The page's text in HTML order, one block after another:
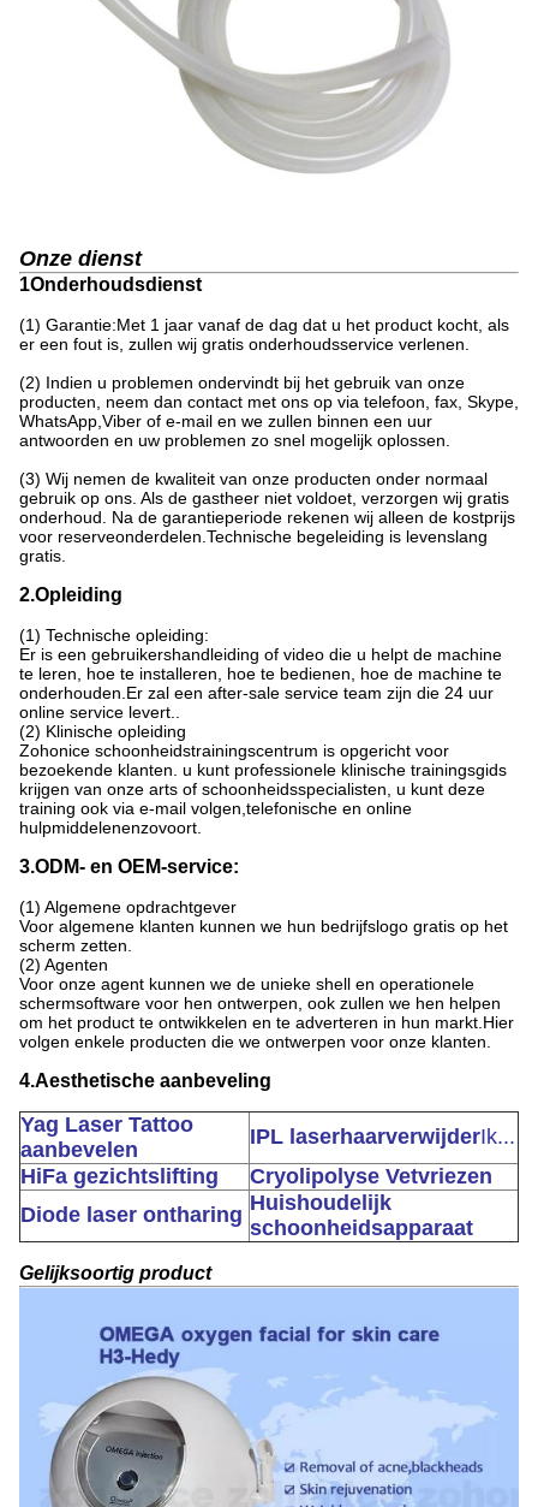
Onze dienst
1Onderhoudsdienst
(1) Garantie:Met 1 jaar vanaf de dag dat u het product kocht, als
er een fout is, zullen wij gratis onderhoudsservice verlenen.
(2) Indien u problemen ondervindt bij het gebruik van onze
producten, neem dan contact met ons op via telefoon, fax, Skype,
WhatsApp,Viber of e-mail en we zullen binnen een uur
antwoorden en uw problemen zo snel mogelijk oplossen.
(3) Wij nemen de kwaliteit van onze producten onder normaal
gebruik op ons. Als de gastheer niet voldoet, verzorgen wij gratis
onderhoud. Na de garantieperiode rekenen wij alleen de kostprijs
voor reserveonderdelen.Technische begeleiding is levenslang
gratis.
2.Opleiding
(1) Technische opleiding:
Er is een gebruikershandleiding of video die u helpt de machine
te leren, hoe te installeren, hoe te bedienen, hoe de machine te
onderhouden.Er zal een after-sale service team zijn die 24 uur
online service levert..
(2) Klinische opleiding
Zohonice schoonheidstrainingscentrum is opgericht voor
bezoekende klanten. u kunt professionele klinische trainingsgids
krijgen van onze arts of schoonheidsspecialisten, u kunt deze
training ook via e-mail volgen,telefonische en online
hulpmiddelenenzovoort.
3.ODM- en OEM-service:
(1) Algemene opdrachtgever
Voor algemene klanten kunnen we hun bedrijfslogo gratis op het
scherm zetten.
(2) Agenten
Voor onze agent kunnen we de unieke shell en operationele
schermsoftware voor hen ontwerpen, ook zullen we hen helpen
om het product te ontwikkelen en te adverteren in hun markt.Hier
volgen enkele producten die we ontwerpen voor onze klanten.
4.Aesthetische aanbeveling
Yag Laser Tattoo
aanbevelen
IPL laserhaarverwijderIk...
HiFa gezichtslifting
Cryolipolyse Vetvriezen
Diode laser ontharing Huishoudelijk
schoonheidsapparaat
Gelijksoortig product